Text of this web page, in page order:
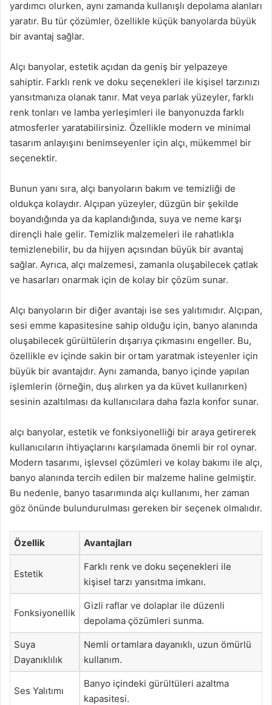
yardımcı olurken, aynı zamanda kullanışlı depolama alanları
yaratır. Bu tür çözümler, özellikle küçük banyolarda büyük
bir avantaj sağlar.
Alçı banyolar, estetik açıdan da geniş bir yelpazeye
sahiptir. Farklı renk ve doku seçenekleri ile kişisel tarzınızı
yansıtmanıza olanak tanır. Mat veya parlak yüzeyler, farklı
renk tonları ve lamba yerleşimleri ile banyonuzda farklı
atmosferler yaratabilirsiniz. Özellikle modern ve minimal
tasarım anlayışını benimseyenler için alçı, mükemmel bir
seçenektir.
Bunun yanı sıra, alçı banyoların bakım ve temizliği de
oldukça kolaydır. Alçıpan yüzeyler, düzgün bir şekilde
boyandığında ya da kaplandığında, suya ve neme karşı
dirençli hale gelir. Temizlik malzemeleri ile rahatlıkla
temizlenebilir, bu da hijyen açısından büyük bir avantaj
sağlar. Ayrıca, alçı malzemesi, zamanla oluşabilecek çatlak
ve hasarları onarmak için de kolay bir çözüm sunar.
Alçı banyoların bir diğer avantajı ise ses yalıtımıdır. Alçıpan,
sesi emme kapasitesine sahip olduğu için, banyo alanında
oluşabilecek gürültülerin dışarıya çıkmasını engeller. Bu,
özellikle ev içinde sakin bir ortam yaratmak isteyenler için
büyük bir avantajdır. Aynı zamanda, banyo içinde yapılan
işlemlerin (örneğin, duş alırken ya da küvet kullanırken)
sesinin azaltılması da kullanıcılara daha fazla konfor sunar.
alçı banyolar, estetik ve fonksiyonelliği bir araya getirerek
kullanıcıların ihtiyaçlarını karşılamada önemli bir rol oynar.
Modern tasarımı, işlevsel çözümleri ve kolay bakımı ile alçı,
banyo alanında tercih edilen bir malzeme haline gelmiştir.
Bu nedenle, banyo tasarımında alçı kullanımı, her zaman
göz önünde bulundurulması gereken bir seçenek olmalıdır.
Özellik Avantajları
Estetik
Farklı renk ve doku seçenekleri ile
kişisel tarzı yansıtma imkanı.
Fonksiyonellik
Gizli raflar ve dolaplar ile düzenli
depolama çözümleri sunma.
Suya
Dayanıklılık
Nemli ortamlara dayanıklı, uzun ömürlü
kullanım.
Ses Yalıtımı
Banyo içindeki gürültüleri azaltma
kapasitesi.